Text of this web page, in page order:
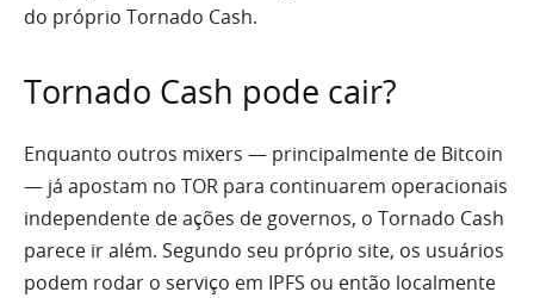
do próprio Tornado Cash.
Tornado Cash pode cair?
Enquanto outros mixers — principalmente de Bitcoin
— já apostam no TOR para continuarem operacionais
independente de ações de governos, o Tornado Cash
parece ir além. Segundo seu próprio site, os usuários
podem rodar o serviço em IPFS ou então localmente